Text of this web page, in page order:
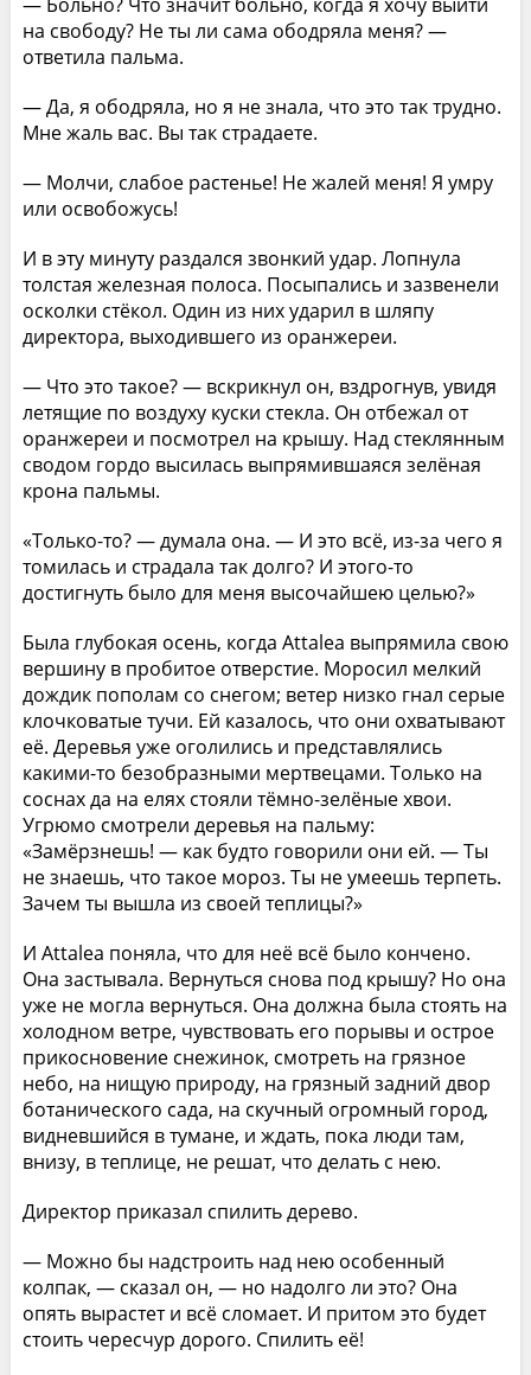
на свободу? Не ты ли сама ободряла меня? —
ответила пальма.
— Да, я ободряла, но я не знала, что это так трудно.
Мне жаль вас. Вы так страдаете.
— Молчи, слабое растенье! Не жалей меня! Я умру
или освобожусь!
И в эту минуту раздался звонкий удар. Лопнула
толстая железная полоса. Посыпались и зазвенели
осколки стёкол. Один из них ударил в шляпу
директора, выходившего из оранжереи.
— Что это такое? — вскрикнул он, вздрогнув, увидя
летящие по воздуху куски стекла. Он отбежал от
оранжереи и посмотрел на крышу. Над стеклянным
сводом гордо высилась выпрямившаяся зелёная
крона пальмы.
«Только-то? — думала она. — И это всё, из-за чего я
томилась и страдала так долго? И этого-то
достигнуть было для меня высочайшею целью?»
Была глубокая осень, когда Attalea выпрямила свою
вершину в пробитое отверстие. Моросил мелкий
дождик пополам со снегом; ветер низко гнал серые
клочковатые тучи. Ей казалось, что они охватывают
её. Деревья уже оголились и представлялись
какими-то безобразными мертвецами. Только на
соснах да на елях стояли тёмно-зелёные хвои.
Угрюмо смотрели деревья на пальму:
«Замёрзнешь! — как будто говорили они ей. — Ты
не знаешь, что такое мороз. Ты не умеешь терпеть.
Зачем ты вышла из своей теплицы?»
И Attalea поняла, что для неё всё было кончено.
Она застывала. Вернуться снова под крышу? Но она
уже не могла вернуться. Она должна была стоять на
холодном ветре, чувствовать его порывы и острое
прикосновение снежинок, смотреть на грязное
небо, на нищую природу, на грязный задний двор
ботанического сада, на скучный огромный город,
видневшийся в тумане, и ждать, пока люди там,
внизу, в теплице, не решат, что делать с нею.
Директор приказал спилить дерево.
— Можно бы надстроить над нею особенный
колпак, — сказал он, — но надолго ли это? Она
опять вырастет и всё сломает. И притом это будет
стоить чересчур дорого. Спилить её!